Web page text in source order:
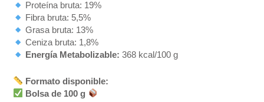
Proteína bruta: 19%
Fibra bruta: 5,5%
Grasa bruta: 13%
Ceniza bruta: 1,8%
Energía Metabolizable: 368 kcal/100 g
Formato disponible:
Bolsa de 100 g